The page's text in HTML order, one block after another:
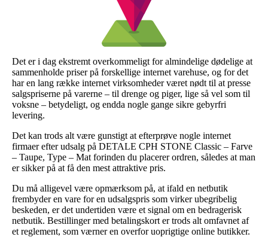
Det er i dag ekstremt overkommeligt for almindelige dødelige at
sammenholde priser på forskellige internet varehuse, og for det
har en lang række internet virksomheder været nødt til at presse
salgspriserne på varerne – til drenge og piger, lige så vel som til
voksne – betydeligt, og endda nogle gange sikre gebyrfri
levering.
Det kan trods alt være gunstigt at efterprøve nogle internet
firmaer efter udsalg på DETALE CPH STONE Classic – Farve
– Taupe, Type – Mat forinden du placerer ordren, således at man
er sikker på at få den mest attraktive pris.
Du må alligevel være opmærksom på, at ifald en netbutik
frembyder en vare for en udsalgspris som virker ubegribelig
beskeden, er det undertiden være et signal om en bedragerisk
netbutik. Bestillinger med betalingskort er trods alt omfavnet af
et reglement, som værner en overfor uoprigtige online butikker.